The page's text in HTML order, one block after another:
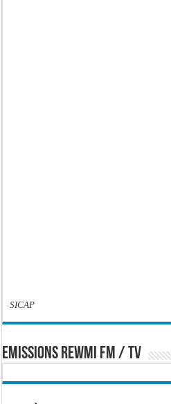
SICAP
EMISSIONS REWMI FM / TV